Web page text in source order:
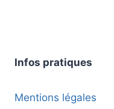
Infos pratiques
Mentions légales